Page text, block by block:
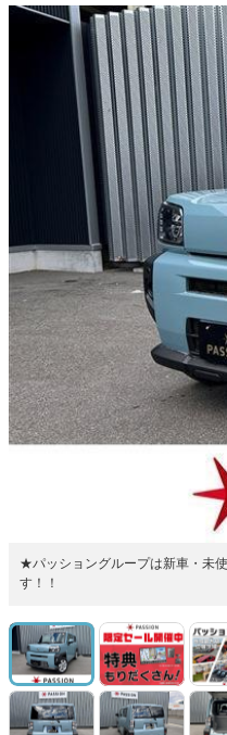
★パッショングループは新車・未
す！！